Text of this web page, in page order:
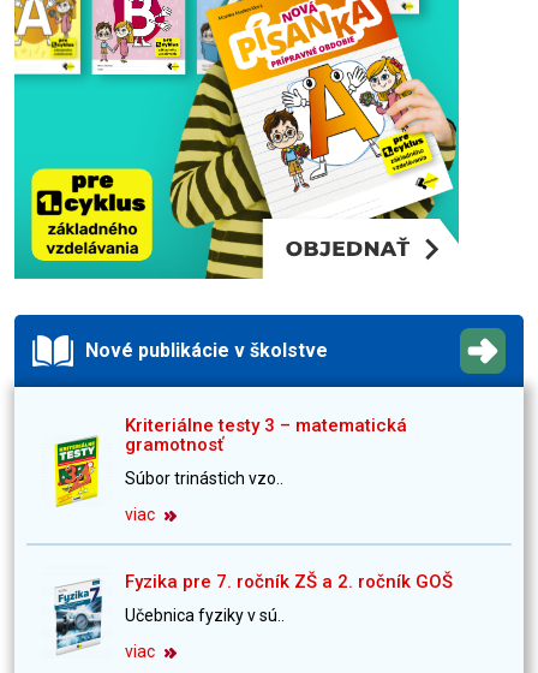
Nové publikácie v školstve
Kriteriálne testy 3 – matematická
gramotnosť
Súbor trinástich vzo..
viac
Fyzika pre 7. ročník ZŠ a 2. ročník GOŠ
Učebnica fyziky v sú..
viac